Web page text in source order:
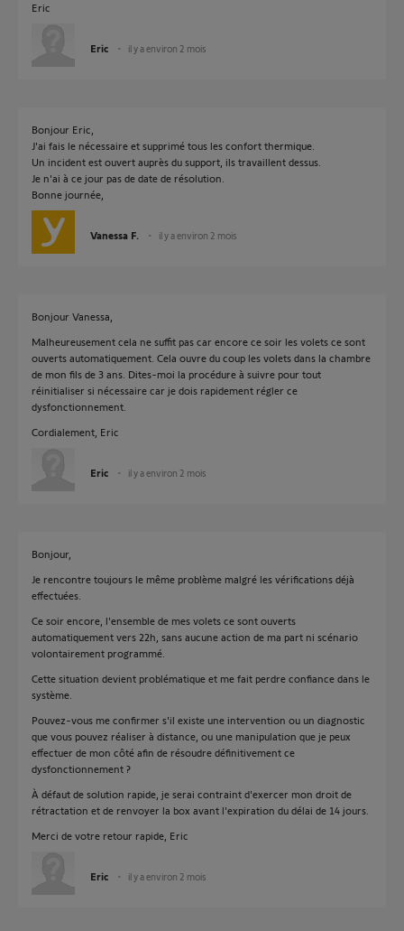
Eric
Eric il y a environ 2 mois
Bonjour Eric,
J'ai fais le nécessaire et supprimé tous les confort thermique.
Un incident est ouvert auprès du support, ils travaillent dessus.
Je n'ai à ce jour pas de date de résolution.
Bonne journée,
Vanessa F. il y a environ 2 mois
Bonjour Vanessa,
Malheureusement cela ne suffit pas car encore ce soir les volets ce sont
ouverts automatiquement. Cela ouvre du coup les volets dans la chambre
de mon fils de 3 ans. Dites-moi la procédure à suivre pour tout
réinitialiser si nécessaire car je dois rapidement régler ce
dysfonctionnement.
Cordialement, Eric
Eric il y a environ 2 mois
Bonjour,
Je rencontre toujours le même problème malgré les vérifications déjà
effectuées.
Ce soir encore, l'ensemble de mes volets ce sont ouverts
automatiquement vers 22h, sans aucune action de ma part ni scénario
volontairement programmé.
Cette situation devient problématique et me fait perdre confiance dans le
système.
Pouvez-vous me confirmer s'il existe une intervention ou un diagnostic
que vous pouvez réaliser à distance, ou une manipulation que je peux
effectuer de mon côté afin de résoudre définitivement ce
dysfonctionnement ?
À défaut de solution rapide, je serai contraint d'exercer mon droit de
rétractation et de renvoyer la box avant l'expiration du délai de 14 jours.
Merci de votre retour rapide, Eric
Eric il y a environ 2 mois